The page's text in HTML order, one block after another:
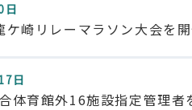
日
崎リレーマラソン大会を開
日
体育館外16施設指定管理者